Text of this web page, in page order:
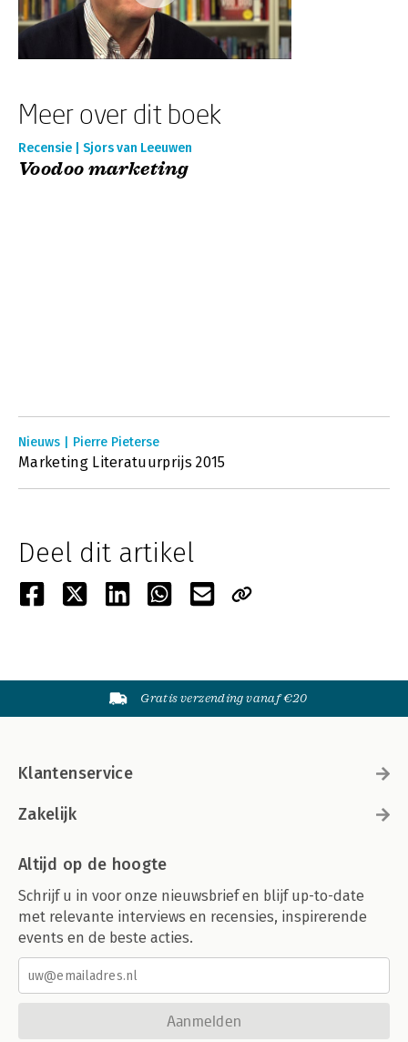
Meer over dit boek
Recensie | Sjors van Leeuwen
Voodoo marketing
Nieuws | Pierre Pieterse
Marketing Literatuurprijs 2015
Deel dit artikel
Gratis verzending vanaf €20
Klantenservice
Zakelijk
Altijd op de hoogte
Schrijf u in voor onze nieuwsbrief en blijf up-to-date
met relevante interviews en recensies, inspirerende
events en de beste acties.
Aanmelden